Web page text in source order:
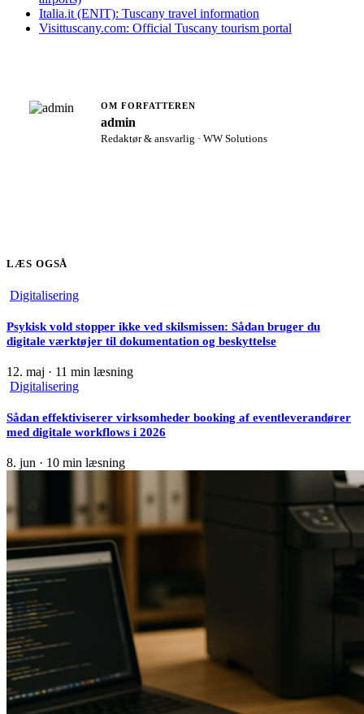
Italia.it (ENIT): Tuscany travel information
Visittuscany.com: Official Tuscany tourism portal
OM FORFATTEREN
admin
Redaktør & ansvarlig · WW Solutions
LÆS OGSÅ
Digitalisering
Psykisk vold stopper ikke ved skilsmissen: Sådan bruger du
digitale værktøjer til dokumentation og beskyttelse
12. maj · 11 min læsning
Digitalisering
Sådan effektiviserer virksomheder booking af eventleverandører
med digitale workflows i 2026
8. jun · 10 min læsning